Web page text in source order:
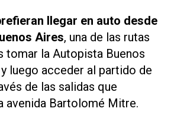
llegar en auto desde
Aires, una de las rutas
tomar la Autopista Buenos
luego acceder al partido de
de las salidas que
avenida Bartolomé Mitre.